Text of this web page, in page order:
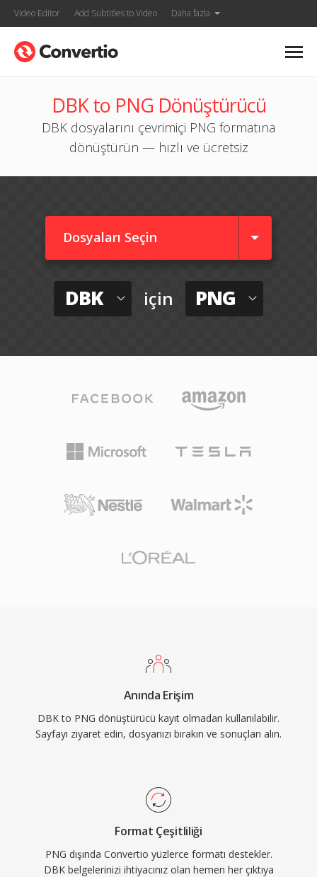
Video Editor Add Subtitles to Video Daha fazla
DBK to PNG Dönüştürücü
DBK dosyalarını çevrimiçi PNG formatına
dönüştürün — hızlı ve ücretsiz
Dosyaları Seçin
DBK için PNG
Anında Erişim
DBK to PNG dönüştürücü kayıt olmadan kullanılabilir.
Sayfayı ziyaret edin, dosyanızı bırakın ve sonuçları alın.
Format Çeşitliliği
PNG dışında Convertio yüzlerce formatı destekler.
DBK belgelerinizi ihtiyacınız olan hemen her çıktıya